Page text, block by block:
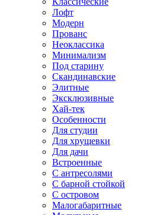
Лофт
Модерн
Прованс
Неоклассика
Минимализм
Под старину
Скандинавские
Элитные
Эксклюзивные
Хай-тек
Особенности
Для студии
Для хрущевки
Для дачи
Встроенные
С антресолями
С барной стойкой
С островом
Малогабаритные